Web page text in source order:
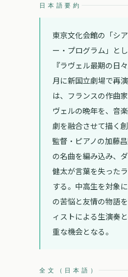
日本語要約
東京文化会館の「シ
ー・プログラム」と
『ラヴェル最期の日
月に新国立劇場で再
は、フランスの作曲
ヴェルの晩年を、音
劇を融合させて描く
監督・ピアノの加藤
の名曲を編み込み、
健太が言葉を失った
する。中高生を対象
の苦悩と友情の物語
ィストによる生演奏
重な機会となる。
全文（日本語）